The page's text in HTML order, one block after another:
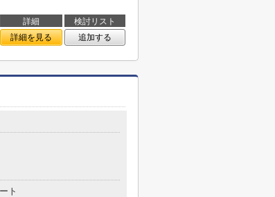
詳細
検討リスト
詳細を見る 追加する
ト